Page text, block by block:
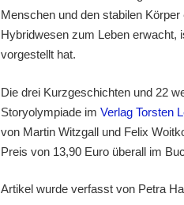
Menschen und den stabilen
Hybridwesen zum Leben erwacht,
vorgestellt hat.
Die drei Kurzgeschichten und 22
Storyolympiade im Verlag Torsten
von Martin Witzgall und Felix
Preis von 13,90 Euro überall im
Artikel wurde verfasst von Petra